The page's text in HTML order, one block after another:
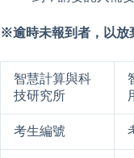
※逾時未報到者，以
智慧計算與科
技研究所
考生編號